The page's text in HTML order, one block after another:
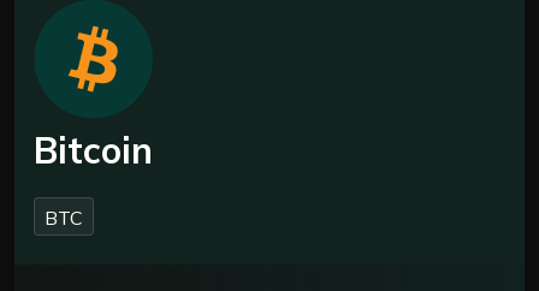
Bitcoin
BTC